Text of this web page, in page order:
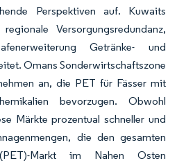
Perspektiven auf. Kuwaits
Versorgungsredundanz,
Getränke- und
Omans Sonderwirtschaftszone
an, die PET für Fässer mit
bevorzugen. Obwohl
Märkte prozentual schneller und
die den gesamten
(PET)-Markt im Nahen Osten